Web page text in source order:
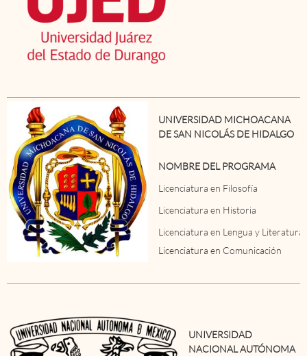
UNIVERSIDAD MICHOACANA
DE SAN NICOLÁS DE HIDALGO
NOMBRE DEL PROGRAMA
Licenciatura en Filosofía
Licenciatura en Historia
Licenciatura en Lengua y
Licenciatura en Comunicación
UNIVERSIDAD
NACIONAL AUTÓNOMA